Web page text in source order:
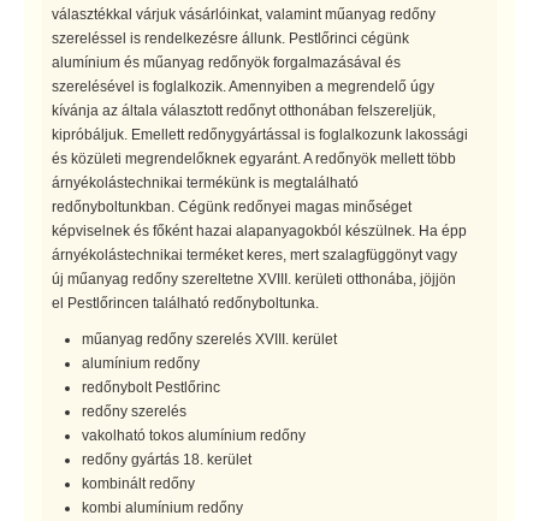
választékkal várjuk vásárlóinkat, valamint műanyag redőny
szereléssel is rendelkezésre állunk. Pestlőrinci cégünk
alumínium és műanyag redőnyök forgalmazásával és
szerelésével is foglalkozik. Amennyiben a megrendelő úgy
kívánja az általa választott redőnyt otthonában felszereljük,
kipróbáljuk. Emellett redőnygyártással is foglalkozunk lakossági
és közületi megrendelőknek egyaránt. A redőnyök mellett több
árnyékolástechnikai termékünk is megtalálható
redőnyboltunkban. Cégünk redőnyei magas minőséget
képviselnek és főként hazai alapanyagokból készülnek. Ha épp
árnyékolástechnikai terméket keres, mert szalagfüggönyt vagy
új műanyag redőny szereltetne XVIII. kerületi otthonába, jöjjön
el Pestlőrincen található redőnyboltunka.
műanyag redőny szerelés XVIII. kerület
alumínium redőny
redőnybolt Pestlőrinc
redőny szerelés
vakolható tokos alumínium redőny
redőny gyártás 18. kerület
kombinált redőny
kombi alumínium redőny